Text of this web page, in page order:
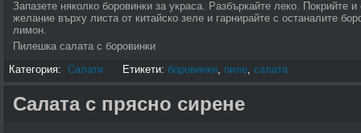
Запазете няколко боровинки за украса. Разбъркайте леко. Покрийте
желание върху листа от китайско зеле и гарнирайте с останалите
лимон.
Пилешка салата с боровинки
Категория: Салати Етикети: боровинки, пиле, салата
Салата с прясно сирене